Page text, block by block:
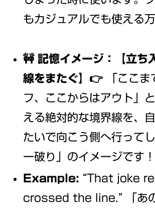
もカジュアルでも使える万
🚧 記憶イメージ：【立ち
線をまたぐ】👉 「ここま
フ、ここからはアウト」
える絶対的な境界線を、
たいで向こう側へ行って
ー破り」のイメージです！
Example: “That joke
crossed the line.” 「あ